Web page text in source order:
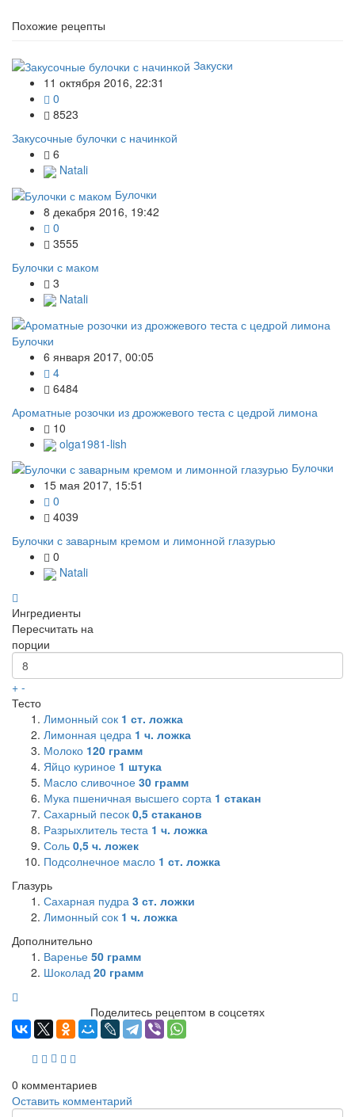
Похожие рецепты
Закуски
11 октября 2016, 22:31
0
8523
Закусочные булочки с начинкой
6
Natali
Булочки
8 декабря 2016, 19:42
0
3555
Булочки с маком
3
Natali
Булочки
6 января 2017, 00:05
4
6484
Ароматные розочки из дрожжевого теста с цедрой лимона
10
olga1981-lish
Булочки
15 мая 2017, 15:51
0
4039
Булочки с заварным кремом и лимонной глазурью
0
Natali
Ингредиенты
Пересчитать на
порции
+ -
Тесто
Лимонный сок 1 ст. ложка
Лимонная цедра 1 ч. ложка
Молоко 120 грамм
Яйцо куриное 1 штука
Масло сливочное 30 грамм
Мука пшеничная высшего сорта 1 стакан
Сахарный песок 0,5 стаканов
Разрыхлитель теста 1 ч. ложка
Соль 0,5 ч. ложек
Подсолнечное масло 1 ст. ложка
Глазурь
Сахарная пудра 3 ст. ложки
Лимонный сок 1 ч. ложка
Дополнительно
Варенье 50 грамм
Шоколад 20 грамм
Поделитесь рецептом в соцсетях
0 комментариев
Оставить комментарий